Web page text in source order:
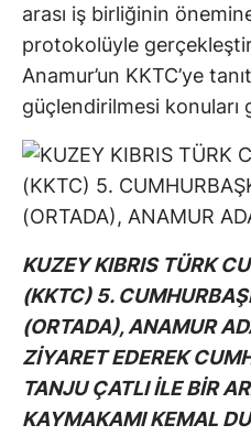
arası iş birliğinin
protokolüyle
Anamur’un KKTC’ye
güçlendirilmesi konuları
KUZEY KIBRIS TÜRK
(KKTC) 5.
(ORTADA), ANAMUR
ZİYARET EDEREK
TANJU ÇATLI İLE BİR
KAYMAKAMI KEMAL